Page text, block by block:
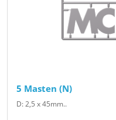
5 Masten (N)
D: 2,5 x 45mm..